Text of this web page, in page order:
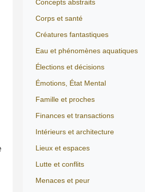
Concepts abstraits
Corps et santé
Créatures fantastiques
Eau et phénomènes aquatiques
Élections et décisions
Émotions, État Mental
Famille et proches
Finances et transactions
Intérieurs et architecture
Lieux et espaces
Lutte et conflits
Menaces et peur